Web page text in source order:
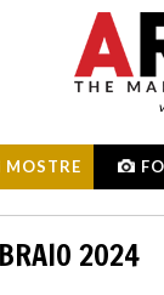
MOSTRE
2024